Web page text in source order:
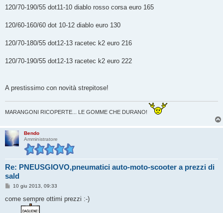
120/70-190/55 dot11-10 diablo rosso corsa euro 165
120/60-160/60 dot 10-12 diablo euro 130
120/70-180/55 dot12-13 racetec k2 euro 216
120/70-190/55 dot12-13 racetec k2 euro 222
A prestissimo con novità strepitose!
MARANGONI RICOPERTE... LE GOMME CHE DURANO!
Bendo
Amministratore
Re: PNEUSGIOVO,pneumatici auto-moto-scooter a prezzi di
sald
M
s
10 giu 2013, 09:33
come sempre ottimi prezzi :-)